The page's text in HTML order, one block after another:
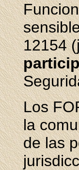
12154
Los
la
de las